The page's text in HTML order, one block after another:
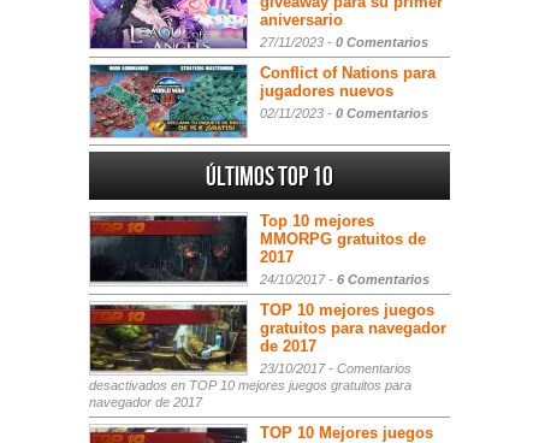
aniversario
27/11/2023 - 0 Comentarios
Conflict of Nations para
jugadores nuevos
02/11/2023 - 0 Comentarios
Últimos Top 10
Top 10 mejores
MMORPG gratuitos de
2017
24/10/2017 - 6 Comentarios
TOP 10 mejores juegos
gratuitos para navegador
de 2017
23/10/2017 - Comentarios
desactivados en TOP 10 mejores juegos gratuitos para
navegador de 2017
TOP 10 Mejores juegos